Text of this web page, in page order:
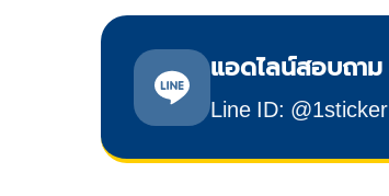
แอดไลน์สอบถาม
Line ID: @1sticker